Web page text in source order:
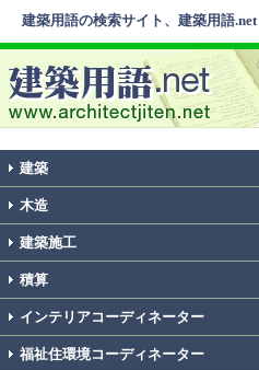
建築用語の検索サイト、建築用語.net
建築
木造
建築施工
積算
インテリアコーディネーター
福祉住環境コーディネーター